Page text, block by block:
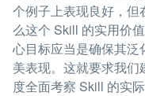
个例子上表现良好，
么这个 Skill 的实用价
心目标应当是确保其
美表现。这就要求我
度全面考察 Skill 的实际